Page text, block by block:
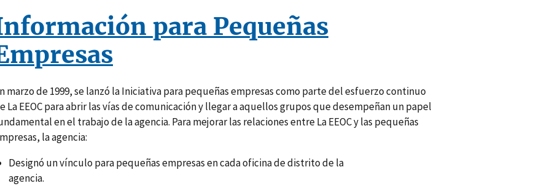
para Pequeñas
marzo de 1999, se lanzó la Iniciativa para pequeñas empresas como parte del esfuerzo continuo
La EEOC para abrir las vías de comunicación y llegar a aquellos grupos que desempeñan un papel
en el trabajo de la agencia. Para mejorar las relaciones entre La EEOC y las pequeñas
la agencia:
Designó un vínculo para pequeñas empresas en cada oficina de distrito de la
agencia.